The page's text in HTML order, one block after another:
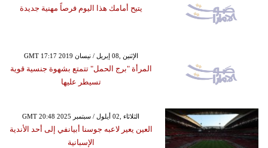
يتيح أمامك هذا اليوم فرصاً مهنية جديدة
GMT 17:17 2019 الإثنين ,08 إبريل / نيسان
المرأة "برج الحمل" تتمتع بشهوة جنسية قوية
تسيطر عليها
GMT 20:48 2025 الثلاثاء ,02 أيلول / سبتمبر
العين يعير لاعبه جوسنا أبيانفي إلى أحد الأندية
الإسبانية